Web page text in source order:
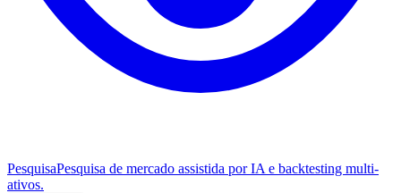
PesquisaPesquisa de mercado assistida por IA e backtesting multi-
ativos.